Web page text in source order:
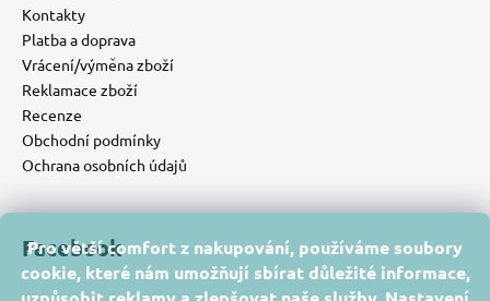
Pro větší comfort z nakupování, používáme soubory
cookie, které nám umožňují sbírat důležité informace,
Kontakty
Platba a doprava
Vrácení/výměna zboží
Reklamace zboží
Recenze
Obchodní podmínky
Ochrana osobních údajů
Facebook